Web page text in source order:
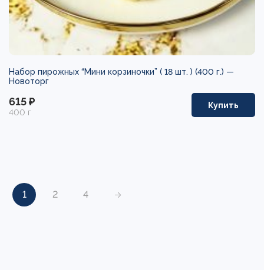
Набор пирожных “Мини корзиночки” ( 18 шт. ) (400 г.) —
Новоторг
615 ₽
400 г
Купить
1 2 4